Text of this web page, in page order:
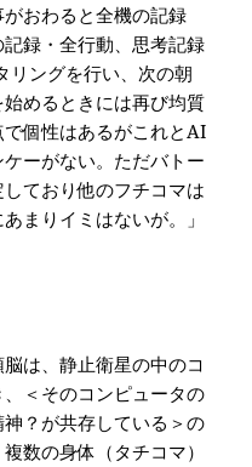
おわると全機の記録
記録・全行動、思考記録
リングを行い、次の朝
めるときには再び均質
個性はあるがこれとAI
ーがない。ただバトー
ており他のフチコマは
まりイミはないが。」
は、静止衛星の中のコ
＜そのコンピュータの
？が共存している＞の
数の身体（タチコマ）